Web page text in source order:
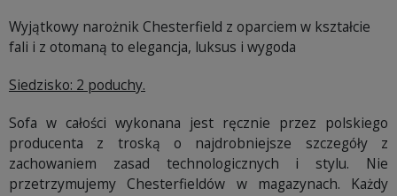
Wyjątkowy narożnik Chesterfield z oparciem w kształcie
fali i z otomaną to elegancja, luksus i wygoda
Siedzisko: 2 poduchy.
Sofa w całości wykonana jest ręcznie przez polskiego
producenta z troską o najdrobniejsze szczegóły z
zachowaniem zasad technologicznych i stylu. Nie
przetrzymujemy Chesterfieldów w magazynach. Każdy